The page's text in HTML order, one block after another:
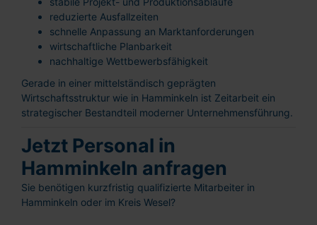
reduzierte Ausfallzeiten
schnelle Anpassung an Marktanforderungen
wirtschaftliche Planbarkeit
nachhaltige Wettbewerbsfähigkeit
Gerade in einer mittelständisch geprägten
Wirtschaftsstruktur wie in Hamminkeln ist Zeitarbeit ein
strategischer Bestandteil moderner Unternehmensführung.
Jetzt Personal in
Hamminkeln anfragen
Sie benötigen kurzfristig qualifizierte Mitarbeiter in
Hamminkeln oder im Kreis Wesel?
Schnellbewerbung
Ganz einfach: Formular ausfüllen und
abschicken!